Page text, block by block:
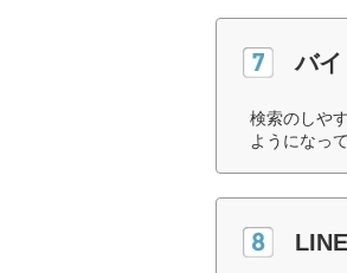
バ
検索のしや
ようになっ